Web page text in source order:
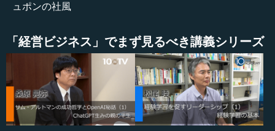
田中 大きくないのですが、日本の存在には、また違う意
少し話が細かくなりますが、私どもデュポンはアメリカ
の会社ですが、アメリカ本国の売上は全体の３０何パーセ
ントで、もう４０パーセントを切っています。それ以外は
全て海外ですので、ずいぶんグローバル化しているとは思
います。ですが、では国別に売上を考えていくとどうかと
いうと、アメリカの３０何パーセントというのはダントツ
ュポンの社風
「経営ビジネス」でまず見るべき講義シリーズ